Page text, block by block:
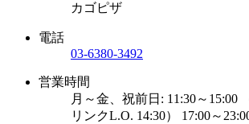
カゴピザ
電話
03-6380-3492
営業時間
月～金、祝前日: 11:30～15:00
リンクL.O. 14:30） 17:00～